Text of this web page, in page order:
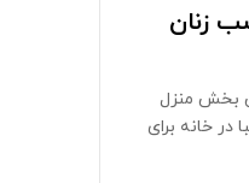
زنان
بخش منزل
در خانه برای